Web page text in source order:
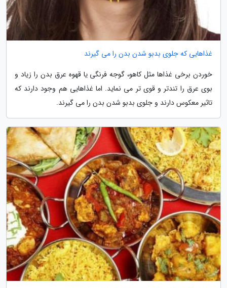
غذاهایی که جلوی بدبو شدن بدن را می گیرند
خوردن برخی غذاها مثل کاهو، گوجه فرنگی یا قهوه عرق بدن را زیاد و
بوی عرق را تندتر و قوی تر می نماید. اما غذاهایی هم وجود دارند که
تاثیر معکوس دارند و جلوی بدبو شدن بدن را می گیرند.